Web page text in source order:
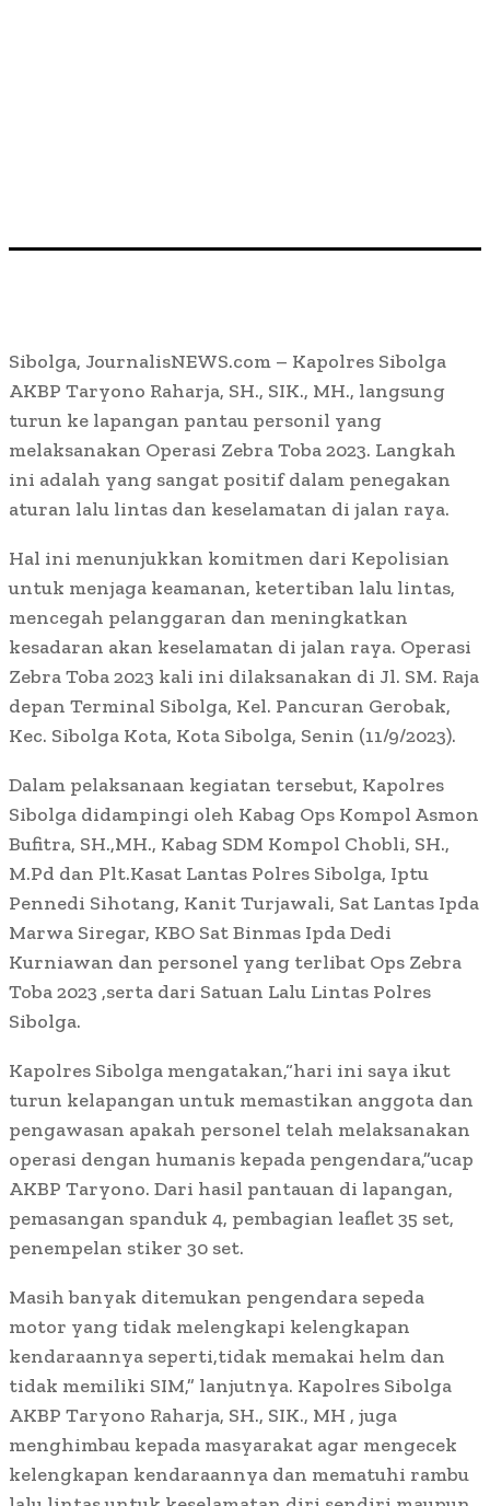
Sibolga, JournalisNEWS.com – Kapolres Sibolga
AKBP Taryono Raharja, SH., SIK., MH., langsung
turun ke lapangan pantau personil yang
melaksanakan Operasi Zebra Toba 2023. Langkah
ini adalah yang sangat positif dalam penegakan
aturan lalu lintas dan keselamatan di jalan raya.
Hal ini menunjukkan komitmen dari Kepolisian
untuk menjaga keamanan, ketertiban lalu lintas,
mencegah pelanggaran dan meningkatkan
kesadaran akan keselamatan di jalan raya. Operasi
Zebra Toba 2023 kali ini dilaksanakan di Jl. SM. Raja
depan Terminal Sibolga, Kel. Pancuran Gerobak,
Kec. Sibolga Kota, Kota Sibolga, Senin (11/9/2023).
Dalam pelaksanaan kegiatan tersebut, Kapolres
Sibolga didampingi oleh Kabag Ops Kompol Asmon
Bufitra, SH.,MH., Kabag SDM Kompol Chobli, SH.,
M.Pd dan Plt.Kasat Lantas Polres Sibolga, Iptu
Pennedi Sihotang, Kanit Turjawali, Sat Lantas Ipda
Marwa Siregar, KBO Sat Binmas Ipda Dedi
Kurniawan dan personel yang terlibat Ops Zebra
Toba 2023 ,serta dari Satuan Lalu Lintas Polres
Sibolga.
Kapolres Sibolga mengatakan,“hari ini saya ikut
turun kelapangan untuk memastikan anggota dan
pengawasan apakah personel telah melaksanakan
operasi dengan humanis kepada pengendara,”ucap
AKBP Taryono. Dari hasil pantauan di lapangan,
pemasangan spanduk 4, pembagian leaflet 35 set,
penempelan stiker 30 set.
Masih banyak ditemukan pengendara sepeda
motor yang tidak melengkapi kelengkapan
kendaraannya seperti,tidak memakai helm dan
tidak memiliki SIM,” lanjutnya. Kapolres Sibolga
AKBP Taryono Raharja, SH., SIK., MH , juga
menghimbau kepada masyarakat agar mengecek
kelengkapan kendaraannya dan mematuhi rambu